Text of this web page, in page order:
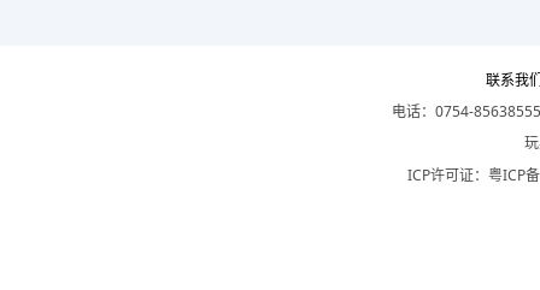
联系我
电话：0754-
ICP许可证： 粤ICP